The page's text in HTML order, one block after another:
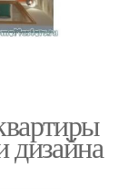
дизайна